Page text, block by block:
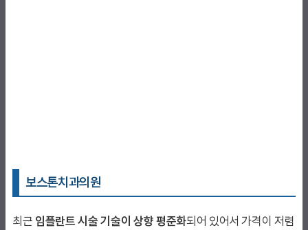
보스톤치과의원
최근 임플란트 시술 기술이 상향 평준화되어 있어서 가격이 저렴